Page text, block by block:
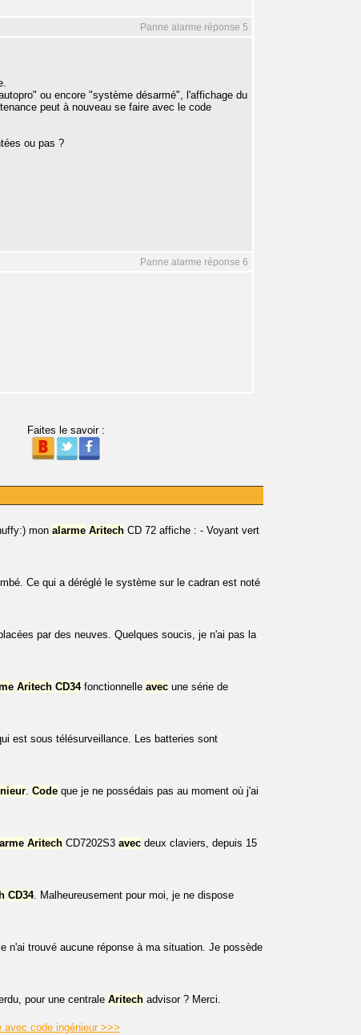
Panne alarme réponse 5
ou encore "système désarmé", l'affichage du
peut à nouveau se faire avec le code
ou pas ?
Panne alarme réponse 6
Faites le savoir :
mon alarme Aritech CD 72 affiche : - Voyant vert
Ce qui a déréglé le système sur le cadran est noté
par des neuves. Quelques soucis, je n'ai pas la
Aritech CD34fonctionnelle avec une série de
est sous télésurveillance. Les batteries sont
. Code que je ne possédais pas au moment où j'ai
Aritech CD7202S3 avec deux claviers, depuis 15
CD34. Malheureusement pour moi, je ne dispose
n'ai trouvé aucune réponse à ma situation. Je possède
pour une centrale Aritech advisor ? Merci.
code ingénieur >>>